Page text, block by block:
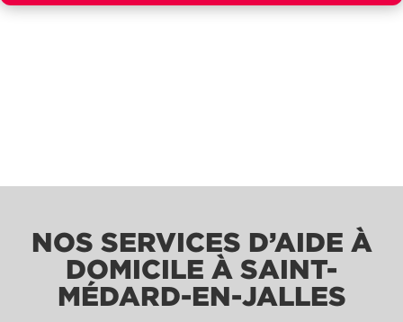
NOS SERVICES D’AIDE À
DOMICILE À SAINT-
MÉDARD-EN-JALLES